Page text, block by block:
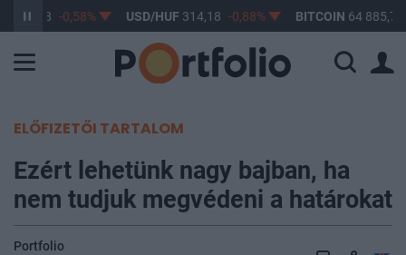
363,28 -0,58% USD/HUF 314,18 -0,88% BITCOIN 64 885,78
ELŐFIZETŐI TARTALOM
Ezért lehetünk nagy bajban, ha
nem tudjuk megvédeni a határokat
Portfolio